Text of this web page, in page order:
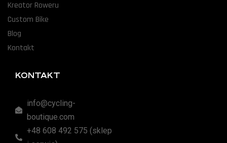
Kreator Roweru
Custom Bike
Blog
Kontakt
KONTAKT
info@cycling-
boutique.com
+48 608 492 575 (sklep